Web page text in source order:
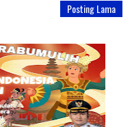
Posting Lama